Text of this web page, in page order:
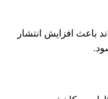
باعث افزایش انتشار